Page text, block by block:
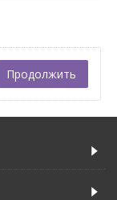
Продолжить